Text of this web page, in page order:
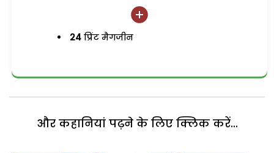
24 प्रिंट मैगजीन
और कहानियां पढ़ने के लिए क्लिक करें...